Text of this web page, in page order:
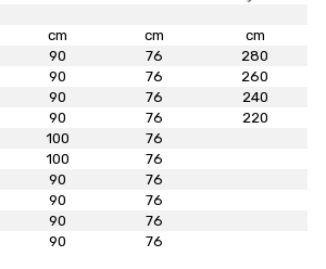
cm cm
cm
90 76
280
90 76
260
90 76
240
90 76
220
100
76
100
76
90
76
90
76
90
76
90 76